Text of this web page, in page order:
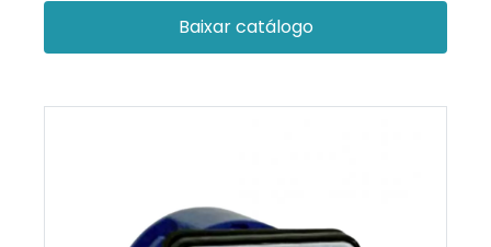
Baixar catálogo